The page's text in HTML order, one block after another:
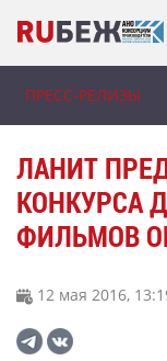
ПРЕСС-РЕЛИЗЫ
ЛАНИТ
КОНКУРСА
ФИЛЬМОВ ОБ
12 мая 2016,